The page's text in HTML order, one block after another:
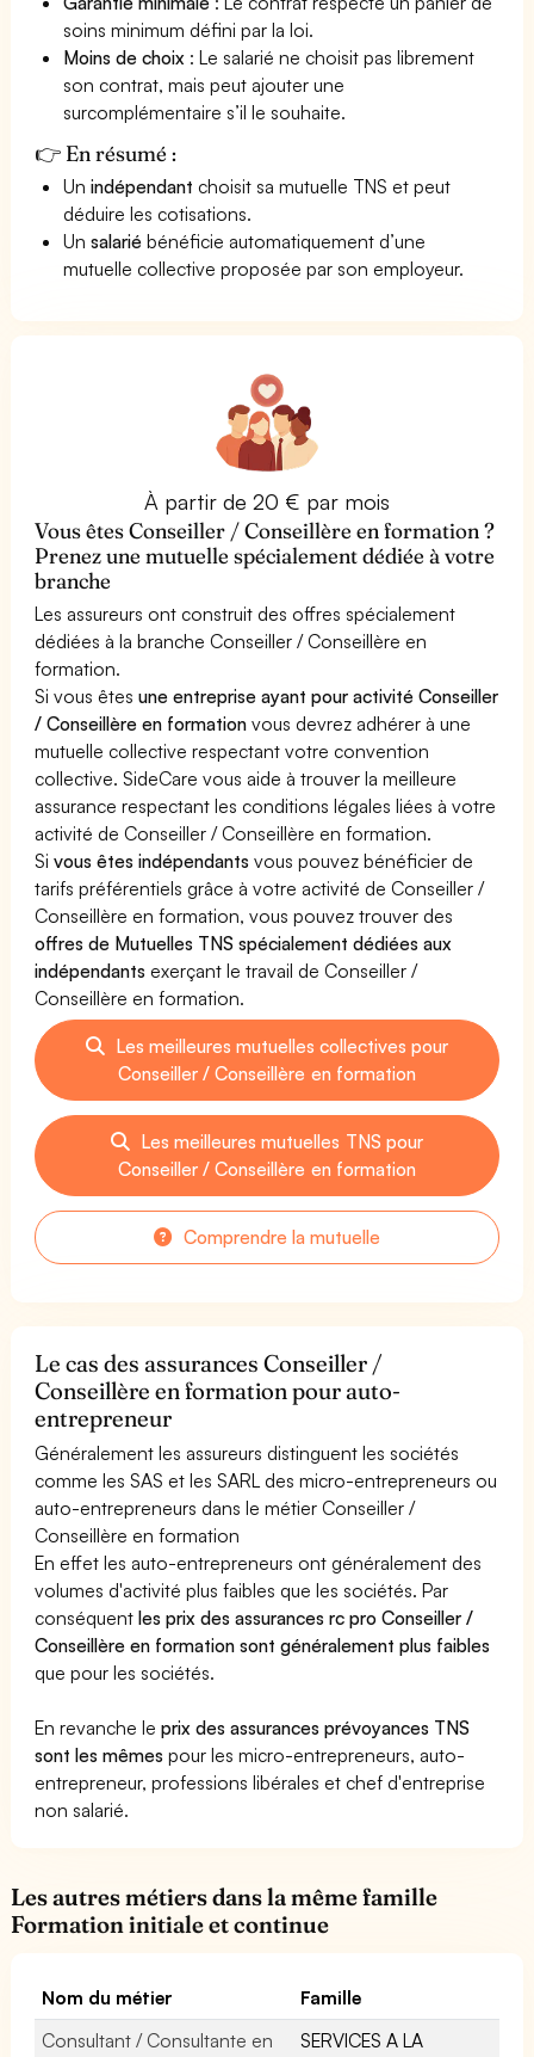
soins minimum défini par la loi.
Moins de choix : Le salarié ne choisit pas librement
son contrat, mais peut ajouter une
surcomplémentaire s’il le souhaite.
👉 En résumé :
Unindépendant choisit sa mutuelle TNS et peut
déduire les cotisations.
Unsalarié bénéficie automatiquement d’une
mutuelle collective proposée par son employeur.
À partir de 20 € par mois
Vous êtes Conseiller / Conseillère en formation ?
Prenez une mutuelle spécialement dédiée à votre
branche
Les assureurs ont construit des offres spécialement
dédiées à la branche Conseiller / Conseillère en
formation.
Si vous êtesune entreprise ayant pour activité Conseiller
/ Conseillère en formation vous devrez adhérer à une
mutuelle collective respectant votre convention
collective. SideCare vous aide à trouver la meilleure
assurance respectant les conditions légales liées à votre
activité de Conseiller / Conseillère en formation.
Sivous êtes indépendants vous pouvez bénéficier de
tarifs préférentiels grâce à votre activité de Conseiller /
Conseillère en formation, vous pouvez trouver des
offres de Mutuelles TNS spécialement dédiées aux
indépendants exerçant le travail de Conseiller /
Conseillère en formation.
Les meilleures mutuelles collectives pour
Conseiller / Conseillère en formation
Les meilleures mutuelles TNS pour
Conseiller / Conseillère en formation
Comprendre la mutuelle
Le cas des assurances Conseiller /
Conseillère en formation pour auto-
entrepreneur
Généralement les assureurs distinguent les sociétés
comme les SAS et les SARL des micro-entrepreneurs ou
auto-entrepreneurs dans le métier Conseiller /
Conseillère en formation
En effet les auto-entrepreneurs ont généralement des
volumes d'activité plus faibles que les sociétés. Par
conséquentles prix des assurances rc pro Conseiller /
Conseillère en formation sont généralement plus faibles
que pour les sociétés.
En revanche leprix des assurances prévoyances TNS
sont les mêmes pour les micro-entrepreneurs, auto-
entrepreneur, professions libérales et chef d'entreprise
non salarié.
Les autres métiers dans la même famille
Formation initiale et continue
Nom du métier
Famille
Consultant / Consultante en
SERVICES A LA